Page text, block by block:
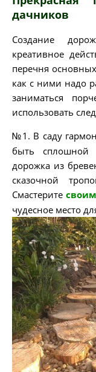
дачников
Создание
креативное
перечня
как с ними надо
заниматься
использовать
№1. В саду
быть сплошной
дорожка из
сказочной
Смастерите
чудесное место